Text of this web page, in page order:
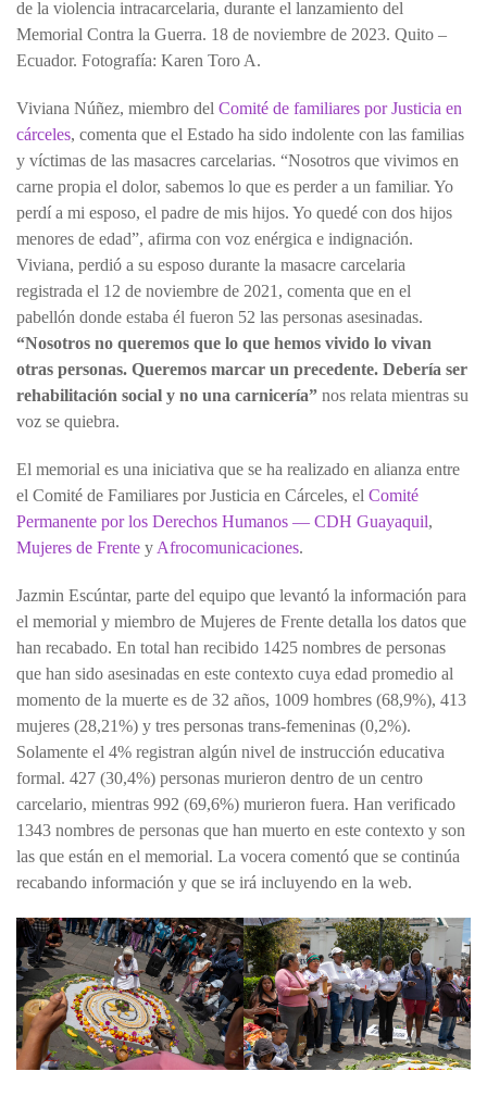
de la violencia intracarcelaria, durante el lanzamiento del
Memorial Contra la Guerra. 18 de noviembre de 2023. Quito –
Ecuador. Fotografía: Karen Toro A.
Viviana Núñez, miembro del Comité de familiares por Justicia en
cárceles, comenta que el Estado ha sido indolente con las familias
y víctimas de las masacres carcelarias. “Nosotros que vivimos en
carne propia el dolor, sabemos lo que es perder a un familiar. Yo
perdí a mi esposo, el padre de mis hijos. Yo quedé con dos hijos
menores de edad”, afirma con voz enérgica e indignación.
Viviana, perdió a su esposo durante la masacre carcelaria
registrada el 12 de noviembre de 2021, comenta que en el
pabellón donde estaba él fueron 52 las personas asesinadas.
“Nosotros no queremos que lo que hemos vivido lo vivan
otras personas. Queremos marcar un precedente. Debería ser
rehabilitación social y no una carnicería” nos relata mientras su
voz se quiebra.
El memorial es una iniciativa que se ha realizado en alianza entre
el Comité de Familiares por Justicia en Cárceles, el Comité
Permanente por los Derechos Humanos — CDH Guayaquil,
Mujeres de Frente y Afrocomunicaciones.
Jazmin Escúntar, parte del equipo que levantó la información para
el memorial y miembro de Mujeres de Frente detalla los datos que
han recabado. En total han recibido 1425 nombres de personas
que han sido asesinadas en este contexto cuya edad promedio al
momento de la muerte es de 32 años, 1009 hombres (68,9%), 413
mujeres (28,21%) y tres personas trans-femeninas (0,2%).
Solamente el 4% registran algún nivel de instrucción educativa
formal. 427 (30,4%) personas murieron dentro de un centro
carcelario, mientras 992 (69,6%) murieron fuera. Han verificado
1343 nombres de personas que han muerto en este contexto y son
las que están en el memorial. La vocera comentó que se continúa
recabando información y que se irá incluyendo en la web.